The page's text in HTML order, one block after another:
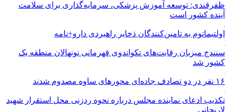
ظفرقندی: توسعه آموزش پزشکی، سرمایه‌گذاری برای سلامت
آینده کشور است
اولتیماتوم به تامین‌کنندگان ذخایر راهبردی دارو+نامه
سنندج میزبان رقابت‌های تکواندوی قهرمانی نونهالان منطقه یک
کشور شد
۱۶ نفر در دو تصادف جاده‌ای محورهای ساوه مصدوم شدند
تکذیب ادعای نماینده مجلس درباره نحوه ردزنی محل استقرار شهید
لاریجانی